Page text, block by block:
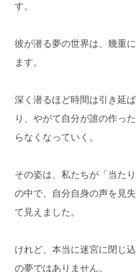
す。
彼が潜る夢の世界は、幾重
ます。
深く潜るほど時間は引き延
り、やがて自分が誰の作っ
らなくなっていく。
その姿は、私たちが「当た
の中で、自分自身の声を見
て見えました。
けれど、本当に迷宮に閉じ
の夢ではありません。